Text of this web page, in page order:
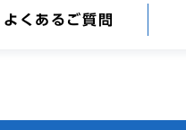
よくあるご質問